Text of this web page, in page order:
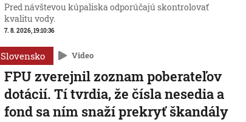
Pred návštevou kúpaliska odporúčajú skontrolovať
kvalitu vody.
7. 8. 2026, 19:10:36
Slovensko Video
FPU zverejnil zoznam poberateľov
dotácií. Tí tvrdia, že čísla nesedia a
fond sa ním snaží prekryť škandály